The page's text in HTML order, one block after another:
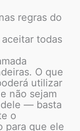
regras do
todas
O que
utilizar
não sejam
— basta
o
para que ele